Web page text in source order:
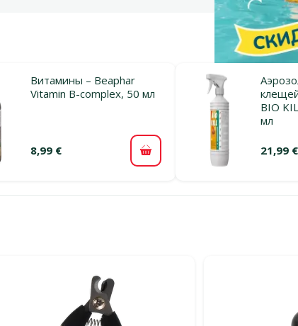
Витамины – Beaphar
Vitamin B-complex, 50 мл
8,99 € В корзину
BIO
мл
21,99 €